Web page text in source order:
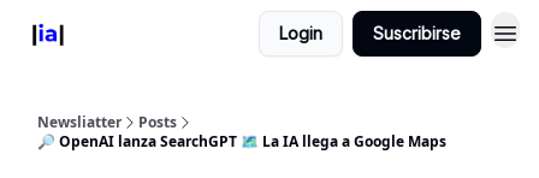
Login Suscribirse
Newsliatter
Posts
🔎 OpenAI lanza SearchGPT 🗺️ La IA llega a Google Maps